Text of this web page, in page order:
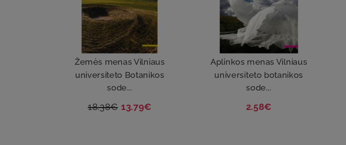
Žemės menas Vilniaus
universiteto Botanikos
sode...
18.38€ 13.79€
Aplinkos menas Vilniaus
universiteto botanikos
sode...
2.58€